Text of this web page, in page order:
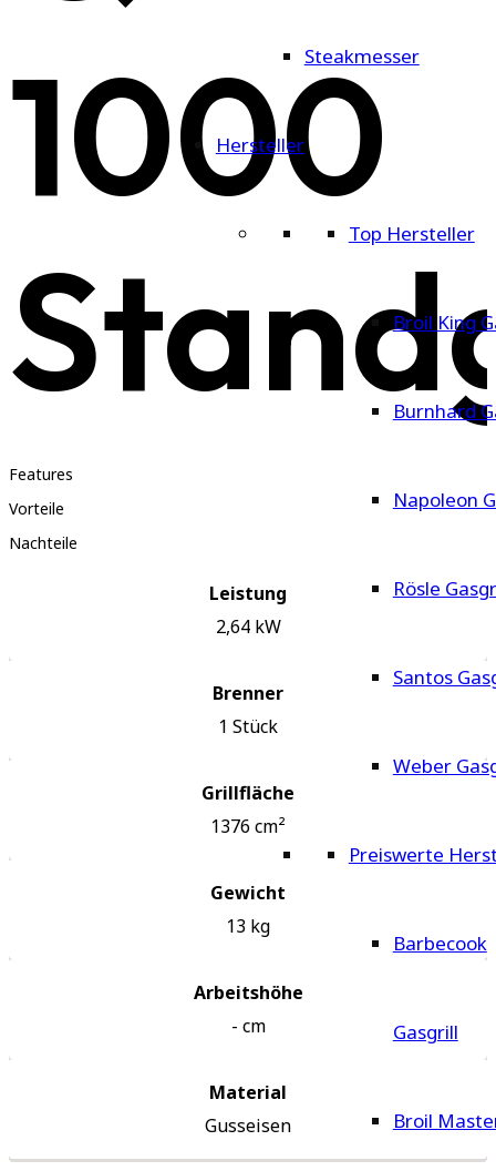
Steakmesser
Hersteller
Top Hersteller
Broil King
Burnhard
Napoleon
Rösle
Santos
Weber
Preiswerte
Barbecook
Gasgrill
Broil
1000
Features
Vorteile
Nachteile
Leistung
2,64kW
Brenner
1 Stück
Grillfläche
1376 cm²
Gewicht
13 kg
Arbeitshöhe
- cm
Material
‎Gusseisen